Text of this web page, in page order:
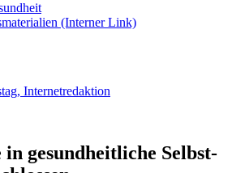
(Interner Link)
Internetredaktion
gesund­heitliche Selbst­